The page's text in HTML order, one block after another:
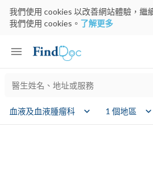
我們使用 cookies 以改善網站體驗，繼
我們使用 cookies。 了解更多
Keyword
血液及血液腫瘤科 1 個地區